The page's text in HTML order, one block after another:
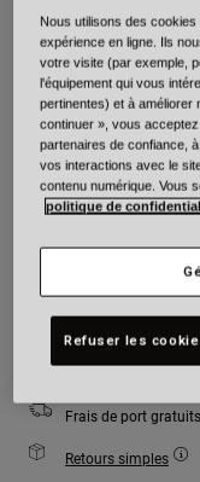
Taille
XS S
Frais de port
Retours simples
Nous utilisons des
expérience en ligne. Ils
votre visite (par exemple,
l'équipement qui vous
pertinentes) et à améliorer
continuer », vous
partenaires de confiance,
vos interactions avec le
contenu numérique. Vous
politique de
Refuser les